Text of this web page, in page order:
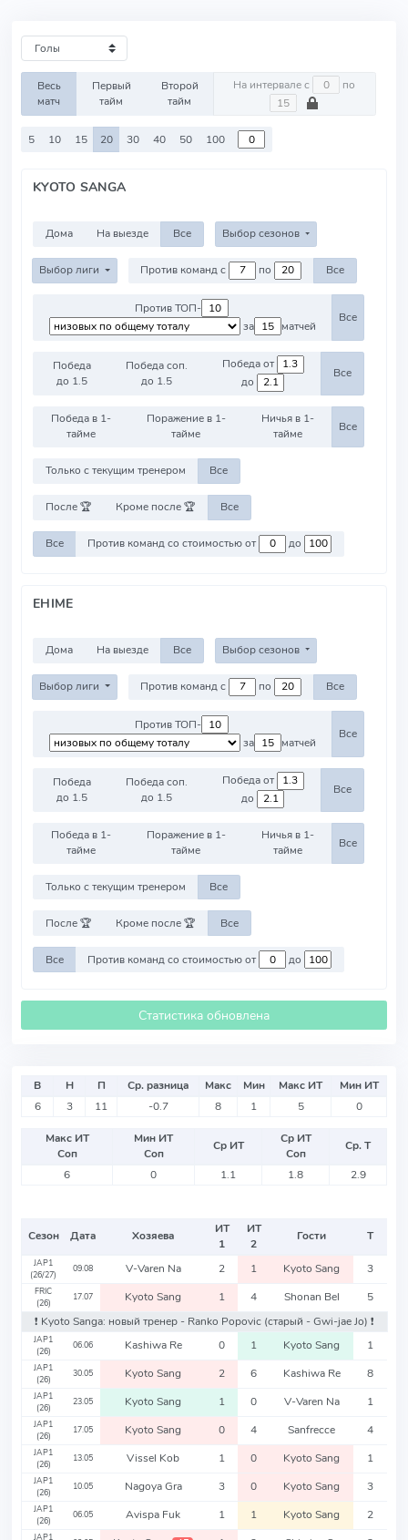
Весь
матч
Первый
тайм
Второй
тайм
На интервале с по
5 10 15 20 30 40 50 100
KYOTO SANGA
Дома На выезде Все Выбор сезонов
Выбор лиги Против команд с по Все
Против ТОП-
за
матчей
Все
Победа
до 1.5
Победа соп.
до 1.5
Победа от
до
Все
Победа в 1-
тайме
Поражение в 1-
тайме
Ничья в 1-
тайме
Все
Только с текущим тренером Все
После 🏆 Кроме после 🏆 Все
Все Против команд со стоимостью от до
EHIME
Дома На выезде Все Выбор сезонов
Выбор лиги Против команд с по Все
Против ТОП-
за
матчей
Все
Победа
до 1.5
Победа соп.
до 1.5
Победа от
до
Все
Победа в 1-
тайме
Поражение в 1-
тайме
Ничья в 1-
тайме
Все
Только с текущим тренером Все
После 🏆 Кроме после 🏆 Все
Все Против команд со стоимостью от до
Статистика обновлена
В Н П Ср. разница Макс Мин Макс ИТ
Мин ИТ
6
3 11 -0.7 8 1 5 0
Макс ИТ
Соп
Мин ИТ
Соп
Ср ИТ
Ср ИТ
Соп
Ср. Т
6
0 1.1 1.8 2.9
Сезон Дата Хозяева
ИТ
1
ИТ
2
Гости Т
JAP1
(26/27)
09.08 V-Varen Na 2 1 Kyoto Sang 3
FRIC
(26)
17.07 Kyoto Sang 1 4 Shonan Bel
5
❗️ Kyoto Sanga: новый тренер - Ranko Popovic (старый - Gwi-jae Jo) ❗️
JAP1
(26)
06.06 Kashiwa Re 0 1 Kyoto Sang 1
JAP1
(26)
30.05 Kyoto Sang 2 6 Kashiwa Re 8
JAP1
(26)
23.05 Kyoto Sang 1 0 V-Varen Na 1
JAP1
(26)
17.05 Kyoto Sang 0 4 Sanfrecce 4
JAP1
(26)
13.05 Vissel Kob 1 0 Kyoto Sang 1
JAP1
(26)
10.05 Nagoya Gra 3 0 Kyoto Sang 3
JAP1
(26)
06.05 Avispa Fuk 1 1 Kyoto Sang 2
JAP1